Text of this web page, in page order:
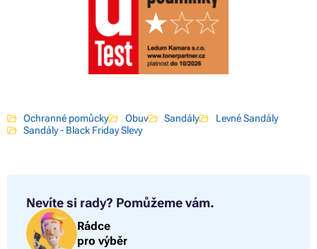
Ochranné pomůcky Obuv Sandály
Levné Sandály
Sandály - Black Friday Slevy
Nevíte si rady? Pomůžeme vám.
Rádce
pro výběr